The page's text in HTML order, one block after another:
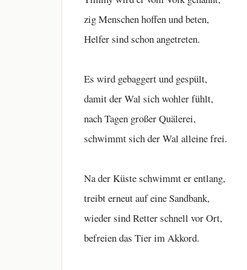
zig Menschen hoffen und beten,
Helfer sind schon angetreten.
Es wird gebaggert und gespült,
damit der Wal sich wohler fühlt,
nach Tagen großer Quälerei,
schwimmt sich der Wal alleine frei.
Na der Küste schwimmt er entlang,
treibt erneut auf eine Sandbank,
wieder sind Retter schnell vor Ort,
befreien das Tier im Akkord.